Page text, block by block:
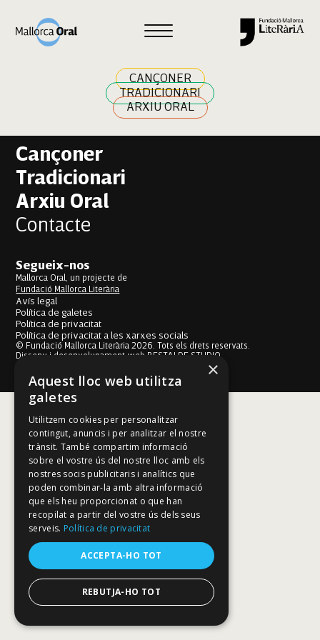
CANÇONER
TRADICIONARI
ARXIU ORAL
Aina Gallego Garau
Navegació
Previous: Joan Toni Sunyer
Marina Riera Frau
Cançoner
Tradicionari
Arxiu Oral
Contacte
Segueix-nos
Mallorca Oral, un projecte de
Fundació Mallorca Literària
Avís legal
Política de galetes
Política de privacitat
Política de privacitat a les xarxes socials
© Fundació Mallorca Literària 2026. Tots els drets reservats.
Disseny i desenvolupament web BESTALDE STUDIO
×
Aquest lloc web utilitza
galetes
Utilitzem cookies per personalitzar
contingut, anuncis i per analitzar el nostre
trànsit. També compartim informació
sobre el vostre ús del nostre lloc amb els
nostres socis publicitaris i analítics que
poden combinar-la amb altra informació
que els heu proporcionat o que han
recopilat a partir del vostre ús dels seus
serveis. Política de privacitat
ACCEPTA-HO TOT
REBUTJA-HO TOT